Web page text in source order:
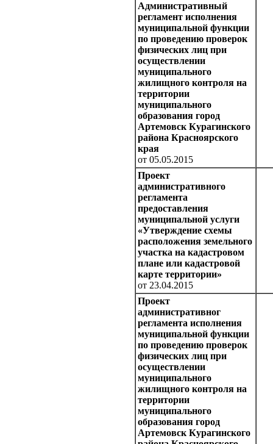
Административный
регламент исполнения
муниципальной функции
по проведению проверок
физических лиц при
осуществлении
муниципального
жилищного контроля на
территории
муниципального
образования город
Артемовск Курагинского
района Красноярского
края
от 05.05.2015
Проект
административного
регламента
предоставления
муниципальной услуги
«Утверждение схемы
расположения земельного
участка на кадастровом
плане или кадастровой
карте территории»
от 23.04.2015
Проект
административног
регламента исполнения
муниципальной функции
по проведению проверок
физических лиц при
осуществлении
муниципального
жилищного контроля на
территории
муниципального
образования город
Артемовск Курагинского